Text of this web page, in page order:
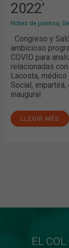
2022’
Notes de premsa,
Congreso y
ambicioso
COVID para
relacionadas
Lacosta,
Social,
inaugural
LLEGIR MÉS
EL